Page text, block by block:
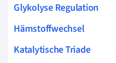
Glykolyse Regulation
Hämstoffwechsel
Katalytische Triade